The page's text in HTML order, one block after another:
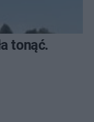
tonąć.